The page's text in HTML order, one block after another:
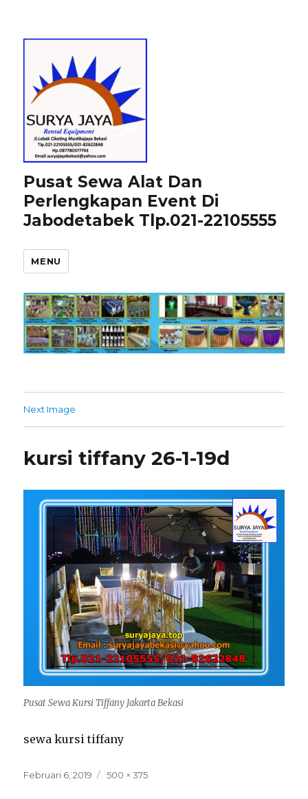
Pusat Sewa Alat Dan
Perlengkapan Event Di
Jabodetabek Tlp.021-22105555
MENU
Next Image
kursi tiffany 26-1-19d
Pusat Sewa Kursi Tiffany Jakarta Bekasi
sewa kursi tiffany
Posted
Februari 6, 2019
Full
500 × 375